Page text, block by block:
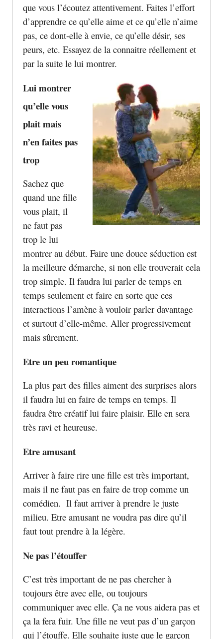
que vous l’écoutez attentivement. Faites l’effort
d’apprendre ce qu’elle aime et ce qu’elle n’aime
pas, ce dont-elle à envie, ce qu’elle désir, ses
peurs, etc. Essayez de la connaitre réellement et
par la suite le lui montrer.
Lui montrer
qu’elle vous
plait mais
n’en faites pas
trop
Sachez que
quand une fille
vous plait, il
ne faut pas
trop le lui
montrer au début. Faire une douce séduction est
la meilleure démarche, si non elle trouverait cela
trop simple. Il faudra lui parler de temps en
temps seulement et faire en sorte que ces
interactions l’amène à vouloir parler davantage
et surtout d’elle-même. Aller progressivement
mais sûrement.
Etre un peu romantique
La plus part des filles aiment des surprises alors
il faudra lui en faire de temps en temps. Il
faudra être créatif lui faire plaisir. Elle en sera
très ravi et heureuse.
Etre amusant
Arriver à faire rire une fille est très important,
mais il ne faut pas en faire de trop comme un
comédien. Il faut arriver à prendre le juste
milieu. Etre amusant ne voudra pas dire qu’il
faut tout prendre à la légère.
Ne pas l’étouffer
C’est très important de ne pas chercher à
toujours être avec elle, ou toujours
communiquer avec elle. Ça ne vous aidera pas et
ça la fera fuir. Une fille ne veut pas d’un garçon
qui l’étouffe. Elle souhaite juste que le garçon